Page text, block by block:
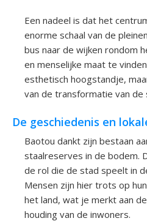
Een nadeel is dat het
enorme schaal van de
bus naar de wijken rondom
en menselijke maat te
esthetisch hoogstandje,
van de transformatie van de
De geschiedenis en
Baotou dankt zijn bestaan
staalreserves in de bodem.
de rol die de stad speelt in
Mensen zijn hier trots op
het land, wat je merkt aan
houding van de inwoners.